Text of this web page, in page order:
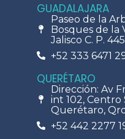
GUADALAJARA
Paseo de la
Bosques de la
Jalisco C. P.
+52 333 6471
QUERÉTARO
Dirección: Av
int 102, Centro
Querétaro,
+52 442 2277